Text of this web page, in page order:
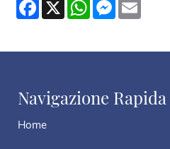
Navigazione Rapida
Home